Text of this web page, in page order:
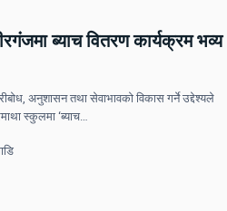
ब्याच वितरण कार्यक्रम भव्य
अनुशासन तथा सेवाभावको विकास गर्ने उद्देश्यले
स्कुलमा ‘ब्याच…